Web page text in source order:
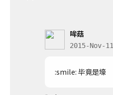
哞菇
2015-Nov-11
:smile: 毕竟是壕